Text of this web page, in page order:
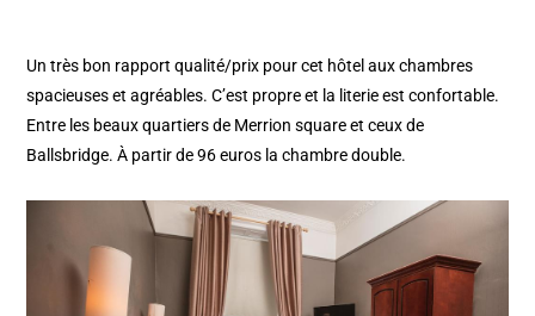
Un très bon rapport qualité/prix pour cet hôtel aux chambres
spacieuses et agréables. C’est propre et la literie est confortable.
Entre les beaux quartiers de Merrion square et ceux de
Ballsbridge. À partir de 96 euros la chambre double.